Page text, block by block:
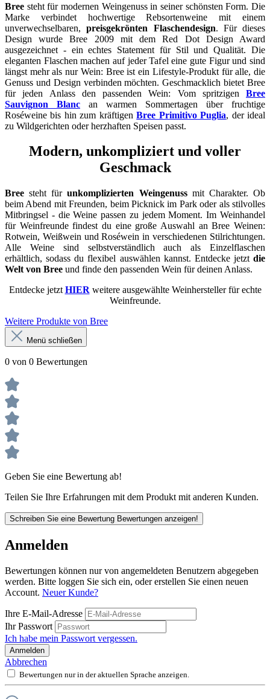
Bree steht für modernen Weingenuss in seiner schönsten Form. Die
Marke verbindet hochwertige Rebsortenweine mit einem
unverwechselbaren,preisgekrönten Flaschendesign. Für dieses
Design wurde Bree 2009 mit dem Red Dot Design Award
ausgezeichnet - ein echtes Statement für Stil und Qualität. Die
eleganten Flaschen machen auf jeder Tafel eine gute Figur und sind
längst mehr als nur Wein: Bree ist ein Lifestyle-Produkt für alle, die
Genuss und Design verbinden möchten. Geschmacklich bietet Bree
für jeden Anlass den passenden Wein: Vom spritzigen Bree
Sauvignon Blanc an warmen Sommertagen über fruchtige
Roséweine bis hin zum kräftigenBree Primitivo Puglia, der ideal
zu Wildgerichten oder herzhaften Speisen passt.
Modern, unkompliziert und voller
Geschmack
Bree steht fürunkomplizierten Weingenussmit Charakter. Ob
beim Abend mit Freunden, beim Picknick im Park oder als stilvolles
Mitbringsel - die Weine passen zu jedem Moment. Im Weinhandel
für Weinfreunde findest du eine große Auswahl an Bree Weinen:
Rotwein, Weißwein und Roséwein in verschiedenen Stilrichtungen.
Alle Weine sind selbstverständlich auch als Einzelflaschen
erhältlich, sodass du flexibel auswählen kannst. Entdecke jetzt die
Welt von Bree und finde den passenden Wein für deinen Anlass.
Entdecke jetzt HIER weitere ausgewählte Weinhersteller für echte
Weinfreunde.
Weitere Produkte von Bree
Menü schließen
0 von 0 Bewertungen
Geben Sie eine Bewertung ab!
Teilen Sie Ihre Erfahrungen mit dem Produkt mit anderen Kunden.
Schreiben Sie eine Bewertung Bewertungen anzeigen!
Anmelden
Bewertungen können nur von angemeldeten Benutzern abgegeben
werden. Bitte loggen Sie sich ein, oder erstellen Sie einen neuen
Account. Neuer Kunde?
Ihre E-Mail-Adresse
Ihr Passwort
Ich habe mein Passwort vergessen.
Anmelden
Abbrechen
Bewertungen nur in der aktuellen Sprache anzeigen.